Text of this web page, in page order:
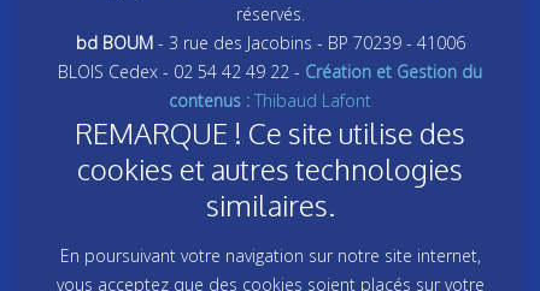
réservés.
bd BOUM- 3 rue des Jacobins - BP 70239 - 41006
BLOIS Cedex - 02 54 42 49 22 - Création et Gestion du
contenus : Thibaud Lafont
REMARQUE ! Ce site utilise des
cookies et autres technologies
similaires.
En poursuivant votre navigation sur notre site internet,
vous acceptez que des cookies soient placés sur votre